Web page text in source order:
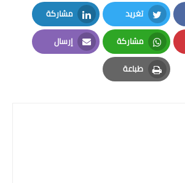
تغريد
Twitter
مشاركة
LinkedIn
مشاركة
Whatsapp
إرسال
Email
طباعة
Print